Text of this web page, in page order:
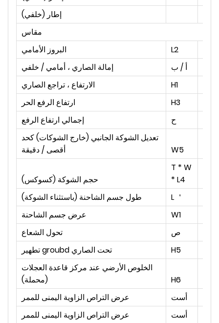
إطار (خلفي)
مقاس
البروز الأمامي
L2
إمالة الصاري ، أمامي / خلفي
أ / ب
الارتفاع ، تراجع الصاري
H1
ارتفاع الرفع الحر
H3
إجمالي ارتفاع الرفع
ح
تعديل الشوكة الجانبي (خارج الشوكات) كحد
أقصى / دقيقة
W5
حجم الشوكة (كسوكس)
T * W
* L4
طول جسم الشاحنة (باستثناء الشوكة) L ＇
عرض جسم الشاحنة
W1
تحول الشعاع
ص
تطهير groubd تحت الصاري
H5
الخلوص الأرضي عند مركز قاعدة العجلات
(محملة)
H6
عرض التراص الزاوية اليمنى للممر أست
عرض التراص الزاوية اليمنى للممر
أست